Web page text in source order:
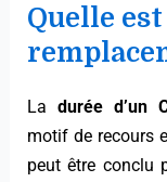
Quelle est
Ladurée d’un
motif de recours
peut être conclu